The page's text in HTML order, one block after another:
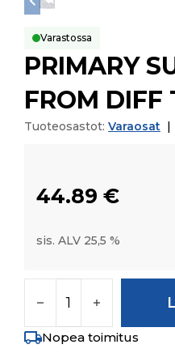
Varastossa
PRIMARY
FROM DIFF
Tuoteosastot: Varaosat
44.89 €
sis. ALV 25,5 %
Nopea toimitus